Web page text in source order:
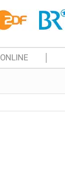
ONLINE